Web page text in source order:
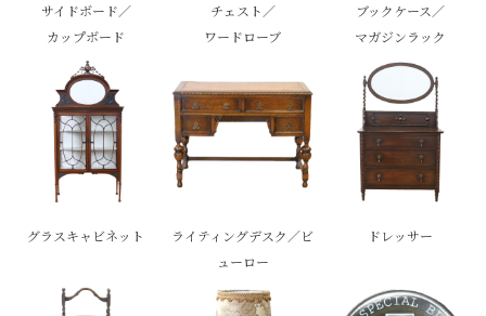
サイドボード／
カップボード
チェスト／
ワードローブ
ブックケース／
マガジンラック
グラスキャビネット
ライティングデスク／ビ
ューロー
ドレッサー